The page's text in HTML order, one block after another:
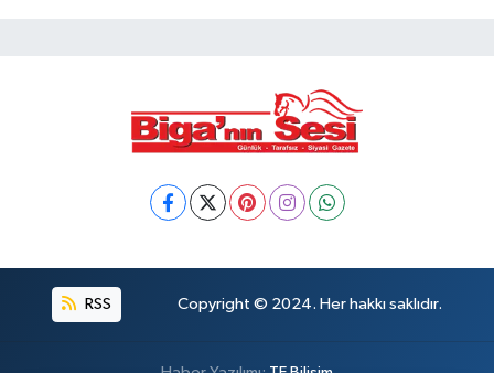
RSS Copyright © 2024. Her hakkı saklıdır.